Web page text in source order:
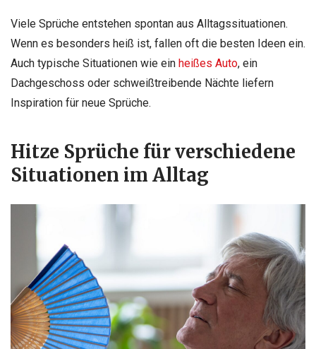
Viele Sprüche entstehen spontan aus Alltagssituationen.
Wenn es besonders heiß ist, fallen oft die besten Ideen ein.
Auch typische Situationen wie ein heißes Auto, ein
Dachgeschoss oder schweißtreibende Nächte liefern
Inspiration für neue Sprüche.
Hitze Sprüche für verschiedene
Situationen im Alltag